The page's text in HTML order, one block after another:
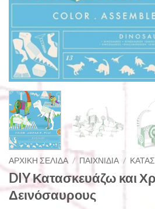
ΑΡΧΙΚΉ ΣΕΛΊΔΑ / ΠΑΙΧΝΊΔΙΑ /
DIY Κατασκευάζω και
Δεινόσαυρους